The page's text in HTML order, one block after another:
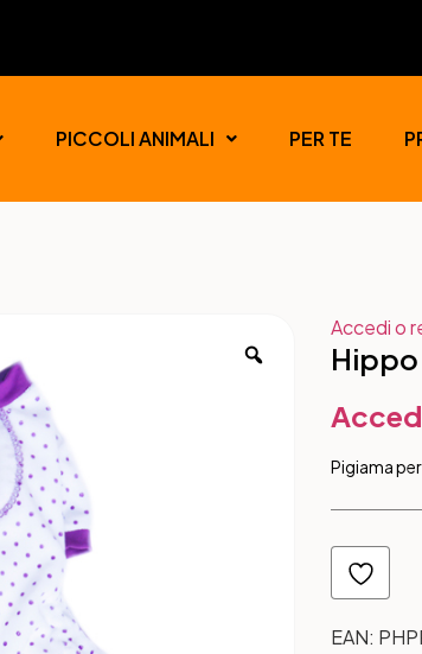
PICCOLI ANIMALI PER TE
Accedi o
Hippo
Pigiama
EAN: